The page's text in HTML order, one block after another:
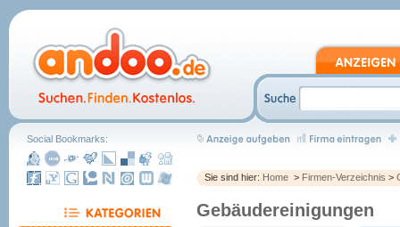
Sie sind hier: Home > Firmen-Verzeichnis >
Gebäudereinigungen
Social Bookmarks: